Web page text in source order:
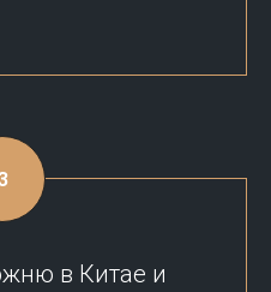
в Китае и